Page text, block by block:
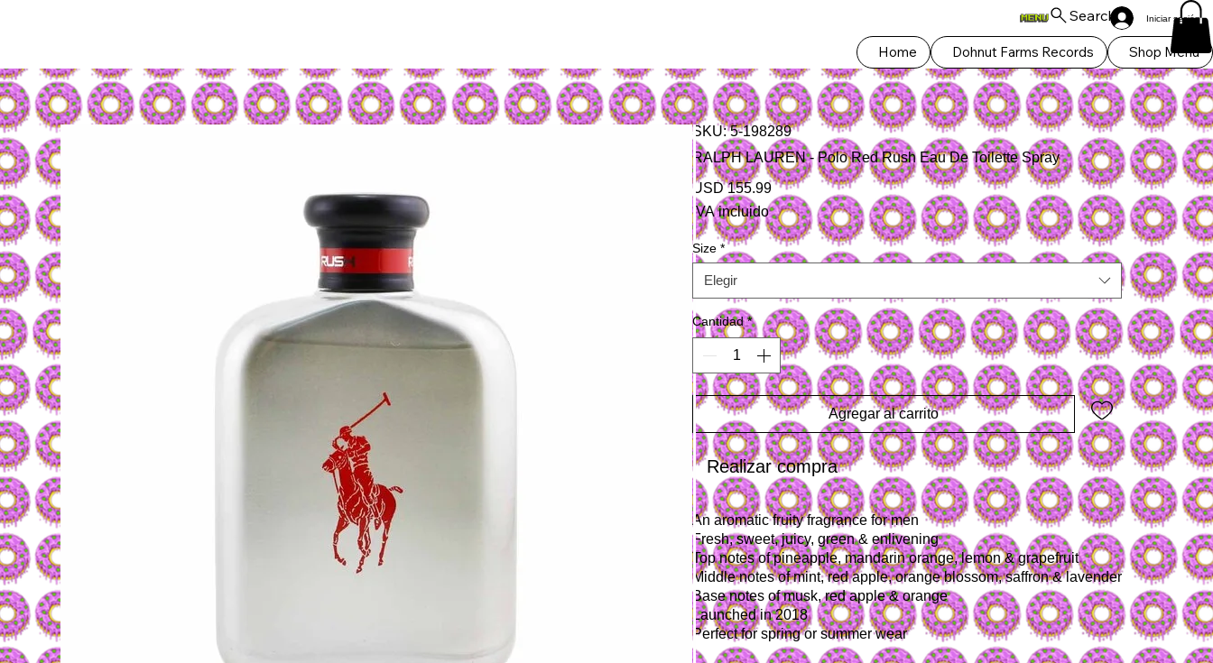
Home Dohnut Farms Records Shop Menu
Search Iniciar sesión
SKU: 5-198289
RALPH LAUREN - Polo Red Rush Eau De Toilette Spray
USD 155.99Precio
IVA incluido
Size *
Elegir
Cantidad *
Agregar al carrito
Realizar compra
An aromatic fruity fragrance for men
Fresh, sweet, juicy, green & enlivening
Top notes of pineapple, mandarin orange, lemon & grapefruit
Middle notes of mint, red apple, orange blossom, saffron & lavender
Base notes of musk, red apple & orange
Launched in 2018
Perfect for spring or summer wear